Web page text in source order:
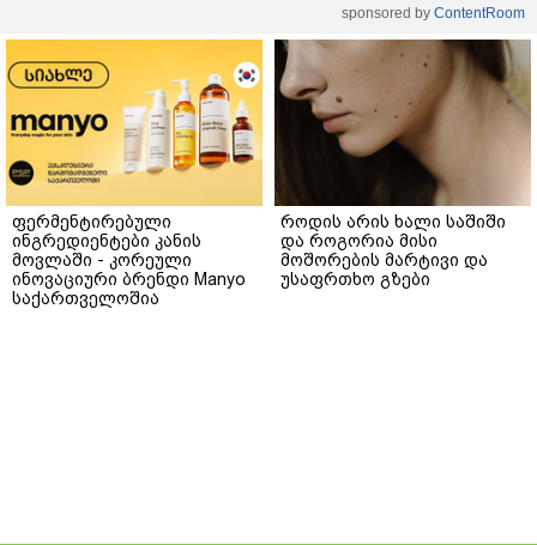
sponsored by ContentRoom
ფერმენტირებული
ინგრედიენტები კანის
მოვლაში - კორეული
ინოვაციური ბრენდი Manyo
საქართველოშია
როდის არის ხალი საშიში
და როგორია მისი
მოშორების მარტივი და
უსაფრთხო გზები